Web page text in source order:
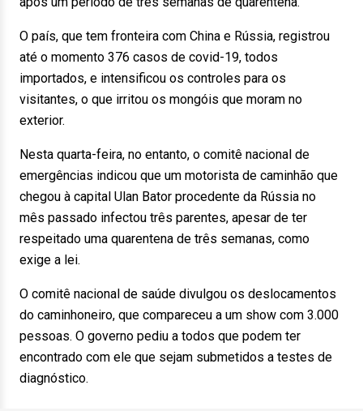
O país, que tem fronteira com China e Rússia, registrou
até o momento 376 casos de covid-19, todos
importados, e intensificou os controles para os
visitantes, o que irritou os mongóis que moram no
exterior.
Nesta quarta-feira, no entanto, o comitê nacional de
emergências indicou que um motorista de caminhão que
chegou à capital Ulan Bator procedente da Rússia no
mês passado infectou três parentes, apesar de ter
respeitado uma quarentena de três semanas, como
exige a lei.
O comitê nacional de saúde divulgou os deslocamentos
do caminhoneiro, que compareceu a um show com 3.000
pessoas. O governo pediu a todos que podem ter
encontrado com ele que sejam submetidos a testes de
diagnóstico.